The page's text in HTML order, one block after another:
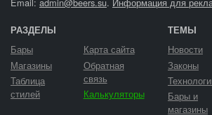
Email: admin@beers.su. Информация для
РАЗДЕЛЫ
Бары
Магазины
Таблица
стилей
Карта сайта
Обратная
связь
Калькуляторы
ТЕМЫ
Новости
Законы
Бары и
магазины